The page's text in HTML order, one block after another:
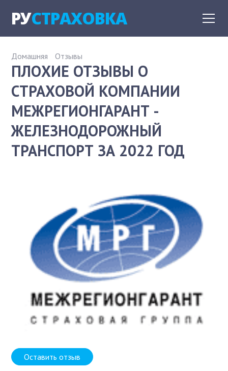
РУСТРАХОВКА
Домашняя Отзывы
ПЛОХИЕ ОТЗЫВЫ О
СТРАХОВОЙ КОМПАНИИ
МЕЖРЕГИОНГАРАНТ -
ЖЕЛЕЗНОДОРОЖНЫЙ
ТРАНСПОРТ ЗА 2022 ГОД
Оставить отзыв